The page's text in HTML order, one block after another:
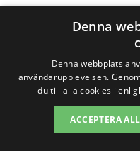
Få 3
förpliktelser
Denna
Denna webbplats
användarupplevelsen.
du till alla cookies i
ACCEPTERA